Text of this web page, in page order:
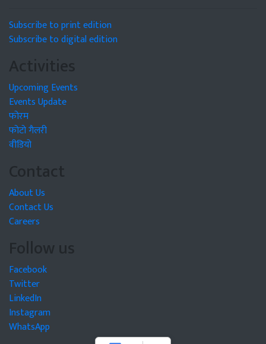
Subscribe to print edition
Subscribe to digital edition
Activities
Upcoming Events
Events Update
फोरम
फोटो गैलरी
वीडियो
Contact
About Us
Contact Us
Careers
Follow us
Facebook
Twitter
LinkedIn
Instagram
WhatsApp